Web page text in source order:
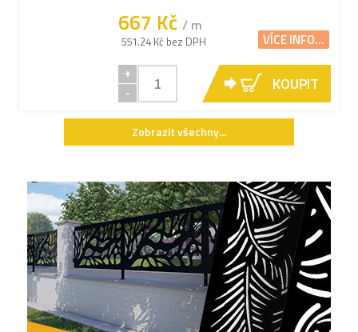
667 Kč / m
551.24 Kč bez DPH VÍCE INFO...
+
-
KOUPIT
Zobrazit všechny...